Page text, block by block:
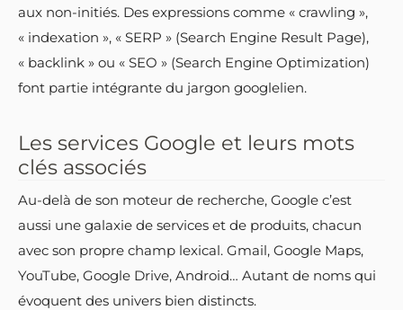
aux non-initiés. Des expressions comme « crawling »,
« indexation », « SERP » (Search Engine Result Page),
« backlink » ou « SEO » (Search Engine Optimization)
font partie intégrante du jargon googlelien.
Les services Google et leurs mots
clés associés
Au-delà de son moteur de recherche, Google c’est
aussi une galaxie de services et de produits, chacun
avec son propre champ lexical. Gmail, Google Maps,
YouTube, Google Drive, Android… Autant de noms qui
évoquent des univers bien distincts.